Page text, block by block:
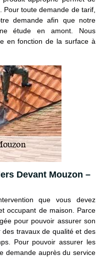
toute demande de tarif,
demande afin que notre
étude en amont. Nous
en fonction de la surface à
Devant Mouzon –
que vous devez
occupant de maison. Parce
pour pouvoir assurer son
travaux de qualité et des
Pour pouvoir assurer les
demande auprès du service